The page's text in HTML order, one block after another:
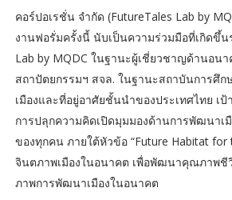
คอร์ปอเรชั่น จำกัด (FutureTales Lab by
งานฟอรั่มครั้งนี้ นับเป็นความร่วมมือที่เกิดขึ้น
Lab by MQDC ในฐานะผู้เชี่ยวชาญด้านอน
สถาปัตยกรรมฯ สจล. ในฐานะสถาบันการศึก
เมืองและที่อยู่อาศัยชั้นนำของประเทศไทย เป้
การปลุกความคิดเปิดมุมมองด้านการพัฒนาเ
ของทุกคน ภายใต้หัวข้อ “Future Habitat for
จินตภาพเมืองในอนาคต เพื่อพัฒนาคุณภาพชี
ภาพการพัฒนาเมืองในอนาคต